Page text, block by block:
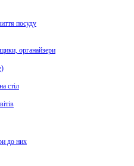
посуду
органайзери
стіл
до них